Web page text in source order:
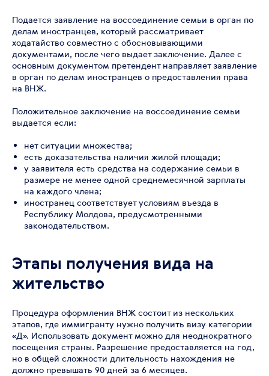
Подается заявление на воссоединение семьи в орган по
делам иностранцев, который рассматривает
ходатайство совместно с обосновывающими
документами, после чего выдает заключение. Далее с
основным документом претендент направляет заявление
в орган по делам иностранцев о предоставления права
на ВНЖ.
Положительное заключение на воссоединение семьи
выдается если:
нет ситуации множества;
есть доказательства наличия жилой площади;
у заявителя есть средства на содержание семьи в
размере не менее одной среднемесячной зарплаты
на каждого члена;
иностранец соответствует условиям въезда в
Республику Молдова, предусмотренными
законодательством.
Этапы получения вида на
жительство
Процедура оформления ВНЖ состоит из нескольких
этапов, где иммигранту нужно получить визу категории
«Д». Использовать документ можно для неоднократного
посещения страны. Разрешение предоставляется на год,
но в общей сложности длительность нахождения не
должно превышать 90 дней за 6 месяцев.